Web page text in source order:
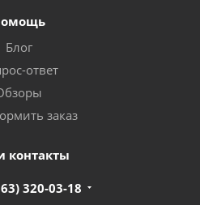
Блог
ответ
заказ
контакты
320-03-18